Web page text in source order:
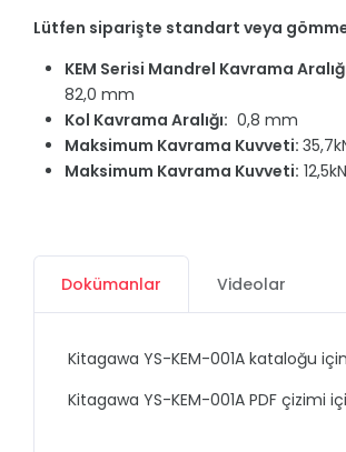
Lütfen siparişte standart veya
KEM Serisi Mandrel Kavrama
82,0 mm
Kol Kavrama Aralığı: 0,8 mm
Maksimum Kavrama Kuvveti:
Maksimum Kavrama Kuvveti:
Dokümanlar Videolar
Kitagawa YS-KEM-001A kataloğu için
Kitagawa YS-KEM-001A PDF çizimi